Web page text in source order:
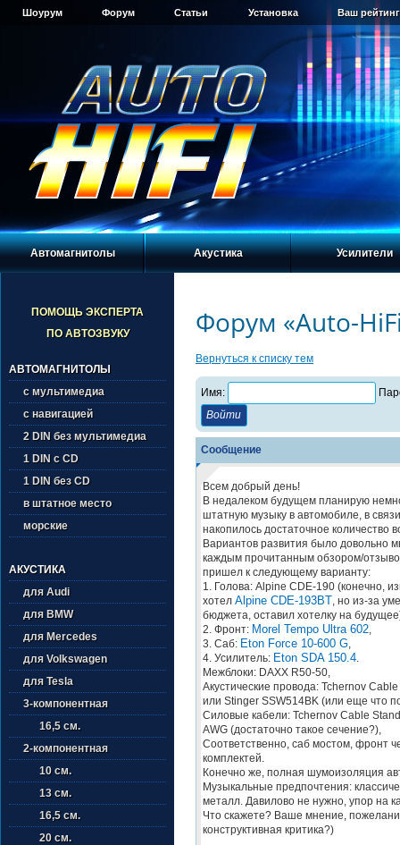
Шоурум Форум Статьи Установка Ваш
Автомагнитолы Акустика Усилители
ПОМОЩЬ ЭКСПЕРТА
ПО АВТОЗВУКУ
АВТОМАГНИТОЛЫ
с мультимедиа
с навигацией
2 DIN без мультимедиа
1 DIN с CD
1 DIN без CD
в штатное место
морские
АКУСТИКА
для Audi
для BMW
для Mercedes
для Volkswagen
для Tesla
3-компонентная
16,5 см.
2-компонентная
10 см.
13 см.
16,5 см.
20 см.
Форум «Auto-
Вернуться к списку тем
Имя:
Сообщение
Всем добрый день!
В недалеком будущем планирую
штатную музыку в автомобиле, в
накопилось достаточное количество
Вариантов развития было довольно
каждым прочитанным обзором/
пришел к следующему варианту:
1. Голова: Alpine CDE-190 (конечно,
хотел Alpine CDE-193BT, но из-за
бюджета, оставил хотелку на
2. Фронт: Morel Tempo Ultra 602,
3. Саб: Eton Force 10-600 G,
4. Усилитель: Eton SDA 150.4.
Межблоки: DAXX R50-50,
Акустические провода: Tchernov
или Stinger SSW514BK (или еще что
Силовые кабели: Tchernov Cable
AWG (достаточно такое сечение?),
Соответственно, саб мостом, фронт
комплектей.
Конечно же, полная шумоизоляция
Музыкальные предпочтения:
металл. Давилово не нужно, упор на
Что скажете? Ваше мнение,
конструктивная критика?)